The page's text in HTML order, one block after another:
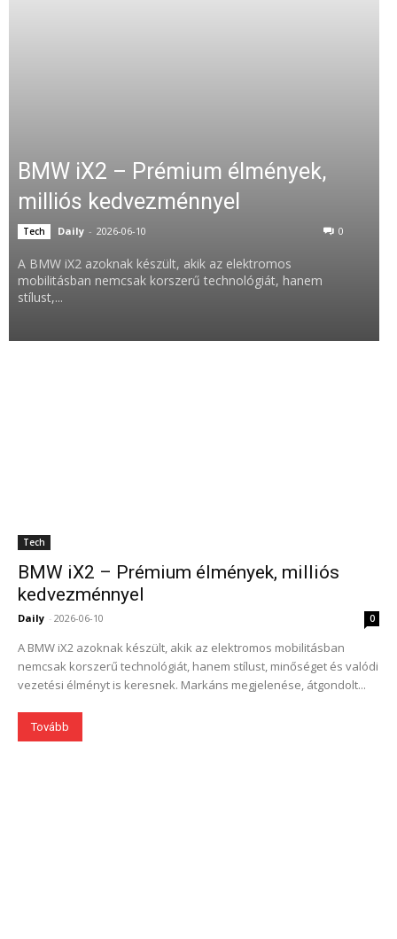
BMW iX2 – Prémium élmények,
milliós kedvezménnyel
Tech Daily - 2026-06-10 0
A BMW iX2 azoknak készült, akik az elektromos
mobilitásban nemcsak korszerű technológiát, hanem
stílust,...
Tech
BMW iX2 – Prémium élmények, milliós
kedvezménnyel
Daily - 2026-06-10 0
A BMW iX2 azoknak készült, akik az elektromos mobilitásban
nemcsak korszerű technológiát, hanem stílust, minőséget és valódi
vezetési élményt is keresnek. Markáns megjelenése, átgondolt...
Tovább